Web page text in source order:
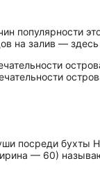
популярности
на залив —
посреди бухты
— 60)